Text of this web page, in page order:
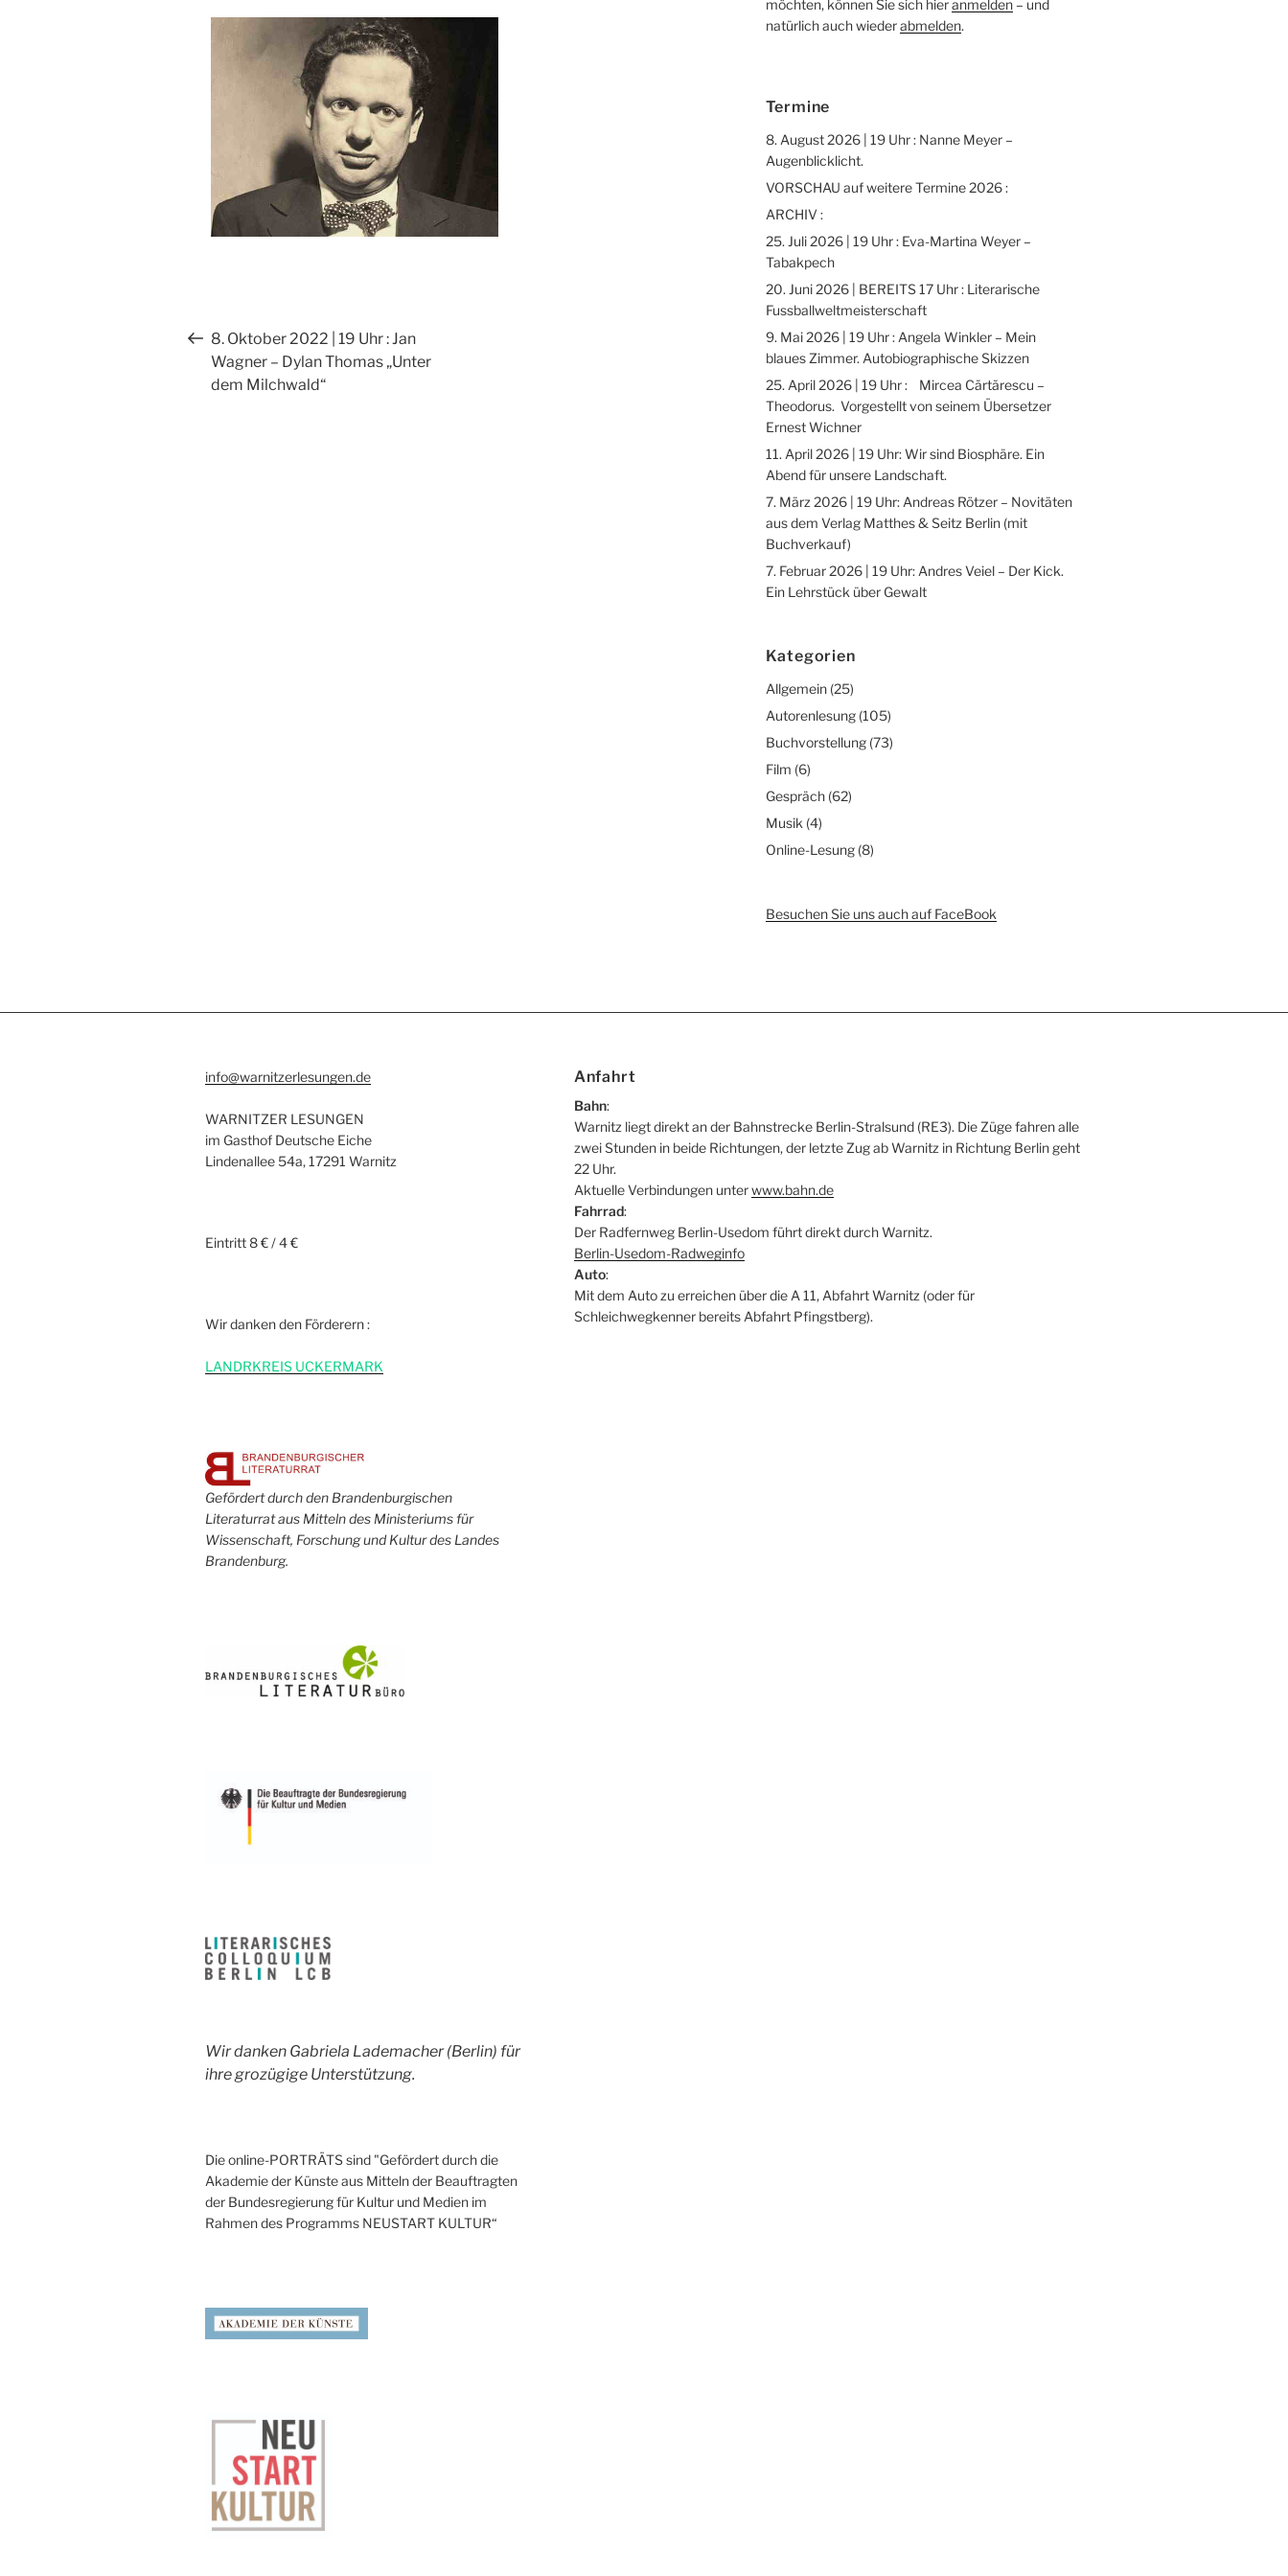
Beitragsnavigation
Vorheriger
Beitrag
8. Oktober 2022 | 19 Uhr : Jan
Wagner – Dylan Thomas „Unter
dem Milchwald“
möchten, können Sie sich hieranmelden– und
natürlich auch wiederabmelden.
Termine
8. August 2026 | 19 Uhr : Nanne Meyer –
Augenblicklicht.
VORSCHAU auf weitere Termine 2026 :
ARCHIV :
25. Juli 2026 | 19 Uhr : Eva-Martina Weyer –
Tabakpech
20. Juni 2026 | BEREITS 17 Uhr : Literarische
Fussballweltmeisterschaft
9. Mai 2026 | 19 Uhr : Angela Winkler – Mein
blaues Zimmer. Autobiographische Skizzen
25. April 2026 | 19 Uhr : Mircea Cărtărescu –
Theodorus. Vorgestellt von seinem Übersetzer
Ernest Wichner
11. April 2026 | 19 Uhr: Wir sind Biosphäre. Ein
Abend für unsere Landschaft.
7. März 2026 | 19 Uhr: Andreas Rötzer – Novitäten
aus dem Verlag Matthes & Seitz Berlin (mit
Buchverkauf)
7. Februar 2026 | 19 Uhr: Andres Veiel – Der Kick.
Ein Lehrstück über Gewalt
Kategorien
Allgemein(25)
Autorenlesung(105)
Buchvorstellung(73)
Film (6)
Gespräch(62)
Musik (4)
Online-Lesung(8)
Besuchen Sie uns auch auf FaceBook
info@warnitzerlesungen.de
WARNITZER LESUNGEN
im Gasthof Deutsche Eiche
Lindenallee 54a, 17291 Warnitz
Eintritt 8 € / 4 €
Wir danken den Förderern :
L ANDRKREIS UCKERMARK
Gefördert durch den Brandenburgischen
Literaturrat aus Mitteln des Ministeriums für
Wissenschaft, Forschung und Kultur des Landes
Brandenburg.
Wir danken Gabriela Lademacher (Berlin) für
ihre grozügige Unterstützung.
Die online-PORTRÄTS sind "Gefördert durch die
Akademie der Künste aus Mitteln der Beauftragten
der Bundesregierung für Kultur und Medien im
Rahmen des Programms NEUSTART KULTUR“
Anfahrt
Bahn:
Warnitz liegt direkt an der Bahnstrecke Berlin-Stralsund (RE3). Die Züge fahren alle
zwei Stunden in beide Richtungen, der letzte Zug ab Warnitz in Richtung Berlin geht
22 Uhr.
Aktuelle Verbindungen unterwww.bahn.de
Fahrrad:
Der Radfernweg Berlin-Usedom führt direkt durch Warnitz.
Berlin-Usedom-Radweginfo
Auto:
Mit dem Auto zu erreichen über die A 11, Abfahrt Warnitz (oder für
Schleichwegkenner bereits Abfahrt Pfingstberg).